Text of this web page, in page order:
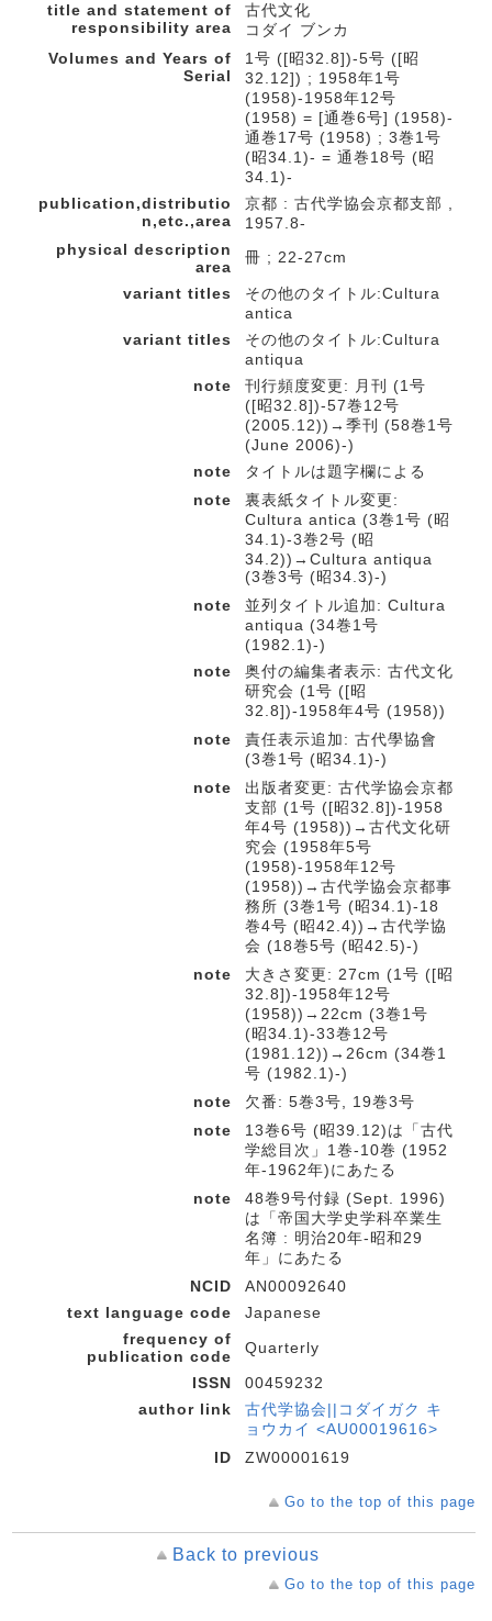
title and statement of
responsibility area
古代文化
コダイ ブンカ
Volumes and Years of
Serial
1号 ([昭32.8])-5号 ([昭
32.12]) ; 1958年1号
(1958)-1958年12号
(1958) = [通巻6号] (1958)-
通巻17号 (1958) ; 3巻1号
(昭34.1)- = 通巻18号 (昭
34.1)-
publication,distributio
n,etc.,area
京都 : 古代学協会京都支部 ,
1957.8-
physical description
area
冊 ; 22-27cm
variant titles
その他のタイトル:Cultura
antica
variant titles
その他のタイトル:Cultura
antiqua
note
刊行頻度変更: 月刊 (1号
([昭32.8])-57巻12号
(2005.12))→季刊 (58巻1号
(June 2006)-)
note
タイトルは題字欄による
note
裏表紙タイトル変更:
Cultura antica (3巻1号 (昭
34.1)-3巻2号 (昭
34.2))→Cultura antiqua
(3巻3号 (昭34.3)-)
note
並列タイトル追加: Cultura
antiqua (34巻1号
(1982.1)-)
note
奥付の編集者表示: 古代文化
研究会 (1号 ([昭
32.8])-1958年4号 (1958))
note
責任表示追加: 古代學協會
(3巻1号 (昭34.1)-)
note
出版者変更: 古代学協会京都
支部 (1号 ([昭32.8])-1958
年4号 (1958))→古代文化研
究会 (1958年5号
(1958)-1958年12号
(1958))→古代学協会京都事
務所 (3巻1号 (昭34.1)-18
巻4号 (昭42.4))→古代学協
会 (18巻5号 (昭42.5)-)
note
大きさ変更: 27cm (1号 ([昭
32.8])-1958年12号
(1958))→22cm (3巻1号
(昭34.1)-33巻12号
(1981.12))→26cm (34巻1
号 (1982.1)-)
note
欠番: 5巻3号, 19巻3号
note
13巻6号 (昭39.12)は「古代
学総目次」1巻-10巻 (1952
年-1962年)にあたる
note
48巻9号付録 (Sept. 1996)
は「帝国大学史学科卒業生
名簿 : 明治20年-昭和29
年」にあたる
NCID
AN00092640
text language code
Japanese
frequency of
publication code
Quarterly
ISSN
00459232
author link
古代学協会||コダイガク キ
ョウカイ <AU00019616>
ID
ZW00001619
Go to the top of this page
Back to previous
Go to the top of this page